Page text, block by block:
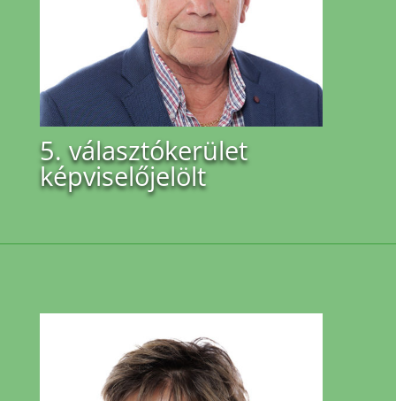
5. választókerület
képviselőjelölt